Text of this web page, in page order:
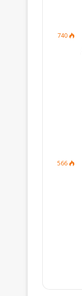
740
566